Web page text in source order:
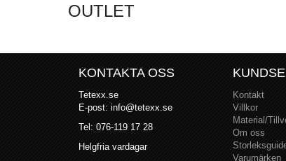
OUTLET
KONTAKTA OSS
Tetexx.se
E-post: info@tetexx.se
Tel: 076-119 17 28
Helgfria vardagar
Kontakt
Villkor
Material/
Om oss
Varumärken